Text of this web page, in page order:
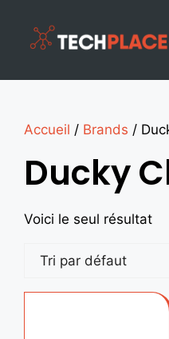
Accueil / Brands /
Ducky
Voici le seul résultat